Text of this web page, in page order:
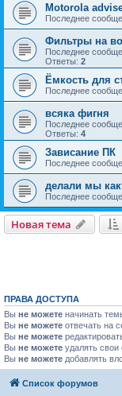
Motorola
Последнее
Фильтры на
Последнее
Ответы: 2
Ёмкость для
Последнее
всяка фигня
Последнее
Ответы: 4
Зависание ПК
Последнее
делали мы
Последнее
Новая тема
ПРАВА ДОСТУПА
Вы не можете начинать
Вы не можете отвечать на
Вы не можете
Вы не можете удалять
Вы не можете добавлять
Список форумов